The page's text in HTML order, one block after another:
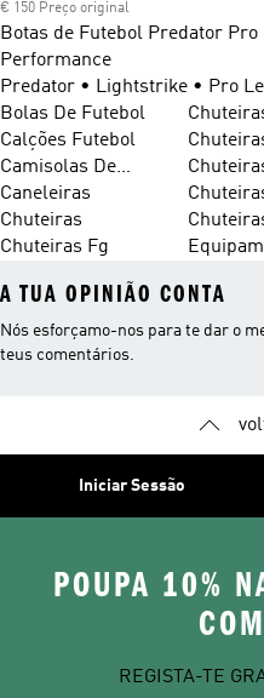
€ 150 Preço original
Botas de Futebol Predator Pro
Performance
Predator • Lightstrike • Pro
Bolas De Futebol
Calções Futebol
Camisolas De
Futebol
Caneleiras
Chuteiras
Chuteiras Fg
A TUA OPINIÃO CONTA
Nós esforçamo-nos para te dar o
teus comentários.
Iniciar Sessão
POUPA 10%
REGISTA-TE